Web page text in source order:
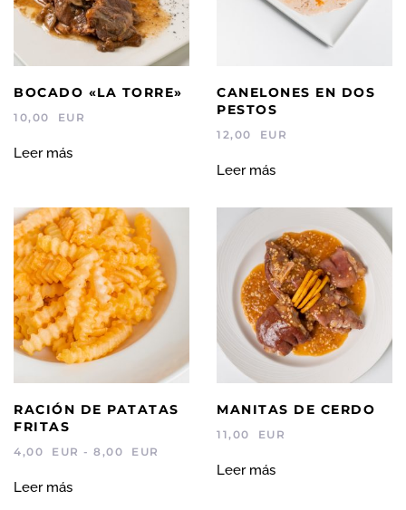
BOCADO «LA TORRE»
10,00 EUR
Leer más
CANELONES EN DOS
PESTOS
12,00 EUR
Leer más
RACIÓN DE PATATAS
FRITAS
4,00 EUR - 8,00 EUR
PRECIOS:
Leer más
MANITAS DE CERDO
11,00 EUR
Leer más